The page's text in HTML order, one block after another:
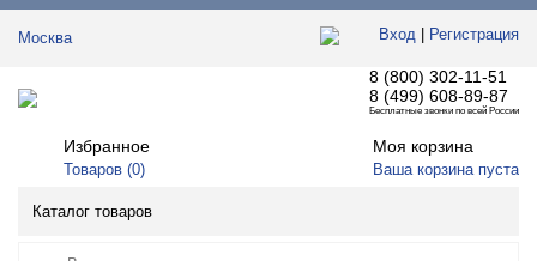
Москва Вход Регистрация
8 (800) 302-11-51
8 (499) 608-89-87
Бесплатные звонки по всей России
Избранное
Товаров (0)
Моя корзина
Ваша корзина пуста
Каталог товаров